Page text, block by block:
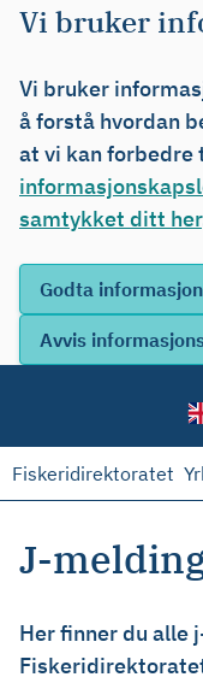
Vi bruker
Vi bruker
å forstå hvordan
at vi kan forbedre
samtykket ditt her
Fiskeridirektoratet
J-
Her finner du alle